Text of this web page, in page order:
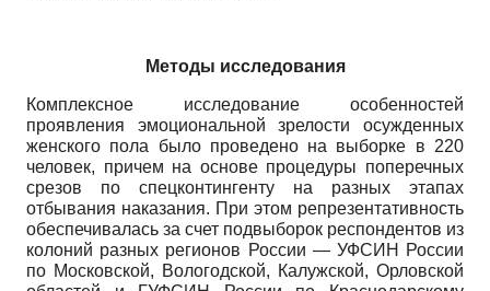
Методы исследования
Комплексное исследование особенностей
проявления эмоциональной зрелости осужденных
женского пола было проведено на выборке в 220
человек, причем на основе процедуры поперечных
срезов по спецконтингенту на разных этапах
отбывания наказания. При этом репрезентативность
обеспечивалась за счет подвыборок респондентов из
колоний разных регионов России — УФСИН России
по Московской, Вологодской, Калужской, Орловской